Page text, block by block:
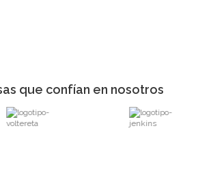
que confían en nosotros